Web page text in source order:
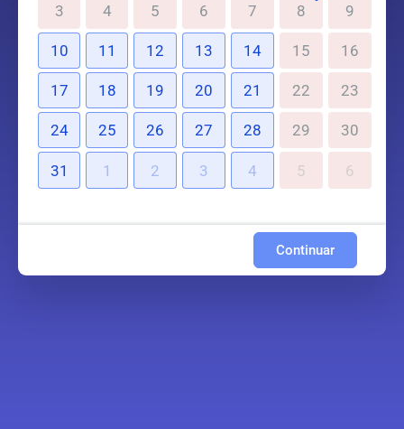
3 4 5 6 7 8 9
10 11 12 13 14 15 16
17 18 19 20 21 22 23
24 25 26 27 28 29 30
31 1 2 3 4 5 6
Continuar